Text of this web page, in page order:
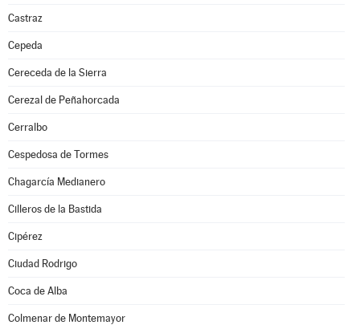
Castraz
Cepeda
Cereceda de la Sierra
Cerezal de Peñahorcada
Cerralbo
Cespedosa de Tormes
Chagarcía Medianero
Cilleros de la Bastida
Cipérez
Ciudad Rodrigo
Coca de Alba
Colmenar de Montemayor